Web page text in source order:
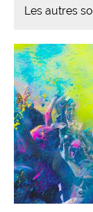
Les autres